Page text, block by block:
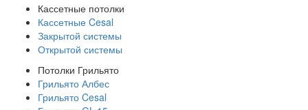
Кассетные потолки
Кассетные Cesal
Закрытой системы
Открытой системы
Потолки Грильято
Грильято Албес
Грильято Cesal